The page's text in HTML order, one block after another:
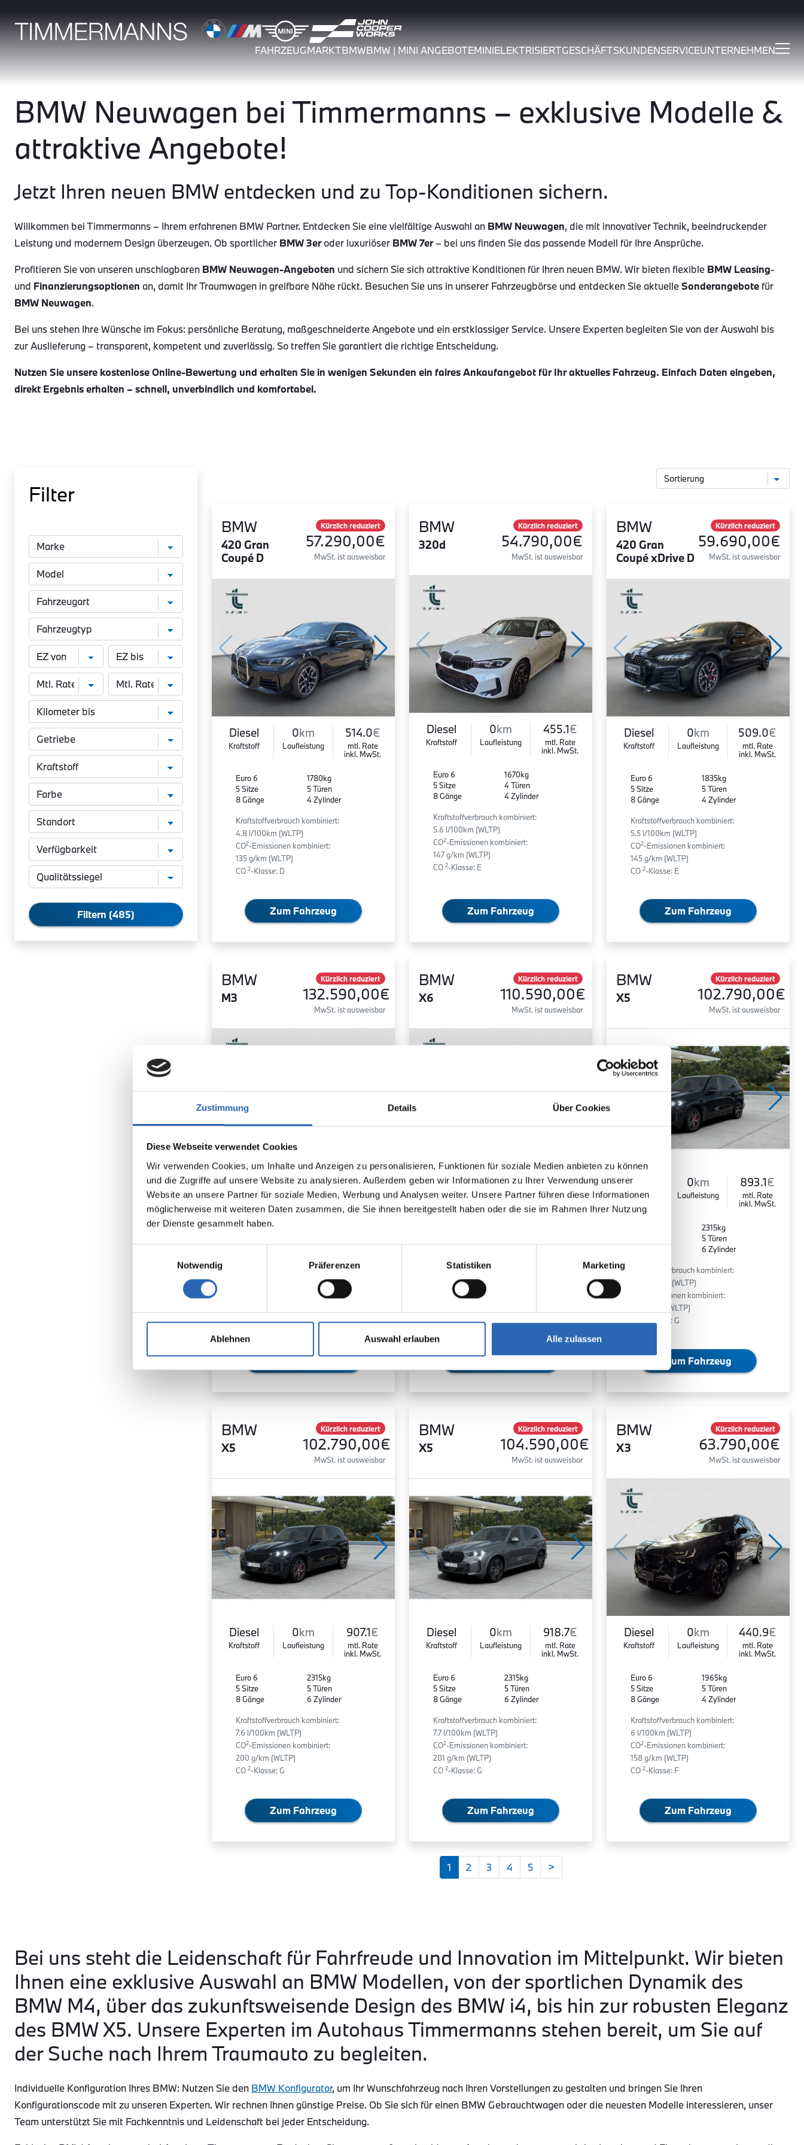
Zustimmung Details Über Cookies
Diese Webseite verwendet Cookies
Wir verwenden Cookies, um Inhalte und Anzeigen zu personalisieren, Funktionen für soziale Medien anbieten zu können
und die Zugriffe auf unsere Website zu analysieren. Außerdem geben wir Informationen zu Ihrer Verwendung unserer
Website an unsere Partner für soziale Medien, Werbung und Analysen weiter. Unsere Partner führen diese Informationen
möglicherweise mit weiteren Daten zusammen, die Sie ihnen bereitgestellt haben oder die sie im Rahmen Ihrer Nutzung
der Dienste gesammelt haben.
Notwendig
Präferenzen Statistiken Marketing
Ablehnen Auswahl erlauben Alle zulassen
FAHRZEUGMARKTBMWBMW | MINI ANGEBOTEMINIELEKTRISIERTGESCHÄFTSKUNDENSERVICEUNTERNEHMEN
BMW Neuwagen bei Timmermanns – exklusive Modelle &
attraktive Angebote!
Jetzt Ihren neuen BMW entdecken und zu Top-Konditionen sichern.
Willkommen bei Timmermanns – Ihrem erfahrenen BMW Partner. Entdecken Sie eine vielfältige Auswahl an BMW Neuwagen, die mit innovativer Technik, beeindruckender
Leistung und modernem Design überzeugen. Ob sportlicher BMW 3eroder luxuriöser BMW 7er– bei uns finden Sie das passende Modell für Ihre Ansprüche.
Profitieren Sie von unseren unschlagbaren BMW Neuwagen-Angeboten und sichern Sie sich attraktive Konditionen für Ihren neuen BMW. Wir bieten flexible BMW Leasing-
und Finanzierungsoptionen an, damit Ihr Traumwagen in greifbare Nähe rückt. Besuchen Sie uns in unserer Fahrzeugbörse und entdecken Sie aktuelleSonderangebote für
BMW Neuwagen.
Bei uns stehen Ihre Wünsche im Fokus: persönliche Beratung, maßgeschneiderte Angebote und ein erstklassiger Service. Unsere Experten begleiten Sie von der Auswahl bis
zur Auslieferung – transparent, kompetent und zuverlässig. So treffen Sie garantiert die richtige Entscheidung.
Nutzen Sie unsere kostenlose Online-Bewertung und erhalten Sie in wenigen Sekunden ein faires Ankaufangebot für Ihr aktuelles Fahrzeug. Einfach Daten eingeben,
direkt Ergebnis erhalten – schnell, unverbindlich und komfortabel.
Filter
Filtern (485)
BMW
420 Gran
Coupé D
Kürzlich reduziert
57.290,00€
MwSt. ist ausweisbar
Diesel
Kraftstoff
0km
Laufleistung
514.0€
mtl. Rate
inkl. MwSt.
Euro 6
5 Sitze
8 Gänge
1780kg
5 Türen
4 Zylinder
Kraftstoffverbrauch kombiniert:
4.8 l/100km (WLTP)
CO2-Emissionen kombiniert:
135 g/km (WLTP)
CO 2-Klasse: D
Zum Fahrzeug
BMW
320d
Kürzlich reduziert
54.790,00€
MwSt. ist ausweisbar
Diesel
Kraftstoff
0km
Laufleistung
455.1€
mtl. Rate
inkl. MwSt.
Euro 6
5 Sitze
8 Gänge
1670kg
4 Türen
4 Zylinder
Kraftstoffverbrauch kombiniert:
5.6 l/100km (WLTP)
CO2-Emissionen kombiniert:
147 g/km (WLTP)
CO 2-Klasse: E
Zum Fahrzeug
BMW
420 Gran
Coupé xDrive D
Kürzlich reduziert
59.690,00€
MwSt. ist ausweisbar
Diesel
Kraftstoff
0km
Laufleistung
509.0€
mtl. Rate
inkl. MwSt.
Euro 6
5 Sitze
8 Gänge
1835kg
5 Türen
4 Zylinder
Kraftstoffverbrauch kombiniert:
5.5 l/100km (WLTP)
CO2-Emissionen kombiniert:
145 g/km (WLTP)
CO 2-Klasse: E
Zum Fahrzeug
BMW
M3
Kürzlich reduziert
132.590,00€
MwSt. ist ausweisbar
Benzin
Kraftstoff
0km
Laufleistung
1525.3€
mtl. Rate
inkl. MwSt.
Euro 6
Kraftstoffverbrauch kombiniert:
-Emissionen kombiniert:
CO -Klasse: G
Zum Fahrzeug
BMW
X6
Kürzlich reduziert
110.590,00€
MwSt. ist ausweisbar
Diesel
Kraftstoff
0km
Laufleistung
948.8€
mtl. Rate
inkl. MwSt.
Kraftstoffverbrauch kombiniert:
7.5 l/100km (WLTP)
-Emissionen kombiniert:
CO -Klasse: G
Zum Fahrzeug
BMW
X5
Kürzlich reduziert
102.790,00€
MwSt. ist ausweisbar
Diesel
Kraftstoff
0km
Laufleistung
893.1€
mtl. Rate
inkl. MwSt.
2315kg
5 Türen
6 Zylinder
Kraftstoffverbrauch kombiniert:
7.6 l/100km (WLTP)
-Emissionen kombiniert:
200 g/km (WLTP)
CO -Klasse: G
Zum Fahrzeug
BMW
X5
Kürzlich reduziert
102.790,00€
MwSt. ist ausweisbar
Diesel
Kraftstoff
0km
Laufleistung
907.1€
mtl. Rate
inkl. MwSt.
Euro 6
5 Sitze
8 Gänge
2315kg
5 Türen
6 Zylinder
Kraftstoffverbrauch kombiniert:
7.6 l/100km (WLTP)
CO2-Emissionen kombiniert:
200 g/km (WLTP)
CO 2-Klasse: G
Zum Fahrzeug
BMW
X5
Kürzlich reduziert
104.590,00€
MwSt. ist ausweisbar
Diesel
Kraftstoff
0km
Laufleistung
918.7€
mtl. Rate
inkl. MwSt.
Euro 6
5 Sitze
8 Gänge
2315kg
5 Türen
6 Zylinder
Kraftstoffverbrauch kombiniert:
7.7 l/100km (WLTP)
CO2-Emissionen kombiniert:
201 g/km (WLTP)
CO 2-Klasse: G
Zum Fahrzeug
BMW
X3
Kürzlich reduziert
63.790,00€
MwSt. ist ausweisbar
Diesel
Kraftstoff
0km
Laufleistung
440.9€
mtl. Rate
inkl. MwSt.
Euro 6
5 Sitze
8 Gänge
1965kg
5 Türen
4 Zylinder
Kraftstoffverbrauch kombiniert:
6 l/100km (WLTP)
CO2-Emissionen kombiniert:
158 g/km (WLTP)
CO 2-Klasse: F
Zum Fahrzeug
1 2 3 4 5 >
Bei uns steht die Leidenschaft für Fahrfreude und Innovation im Mittelpunkt. Wir bieten
Ihnen eine exklusive Auswahl an BMW Modellen, von der sportlichen Dynamik des
BMW M4, über das zukunftsweisende Design des BMW i4, bis hin zur robusten Eleganz
des BMW X5. Unsere Experten im Autohaus Timmermanns stehen bereit, um Sie auf
der Suche nach Ihrem Traumauto zu begleiten.
Individuelle Konfiguration Ihres BMW: Nutzen Sie den BMW Konfigurator, um Ihr Wunschfahrzeug nach Ihren Vorstellungen zu gestalten und bringen Sie Ihren
Konfigurationscode mit zu unseren Experten. Wir rechnen Ihnen günstige Preise. Ob Sie sich für einen BMW Gebrauchtwagen oder die neuesten Modelle interessieren, unser
Team unterstützt Sie mit Fachkenntnis und Leidenschaft bei jeder Entscheidung.